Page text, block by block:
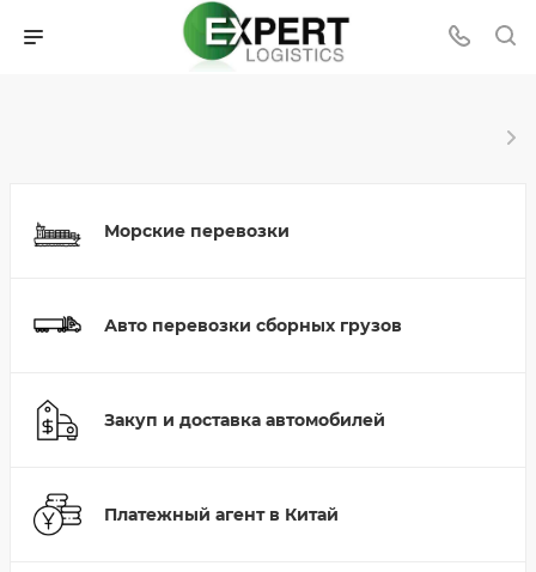
Морские перевозки
Авто перевозки сборных грузов
Закуп и доставка автомобилей
Платежный агент в Китай